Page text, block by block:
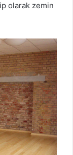
olarak zemin